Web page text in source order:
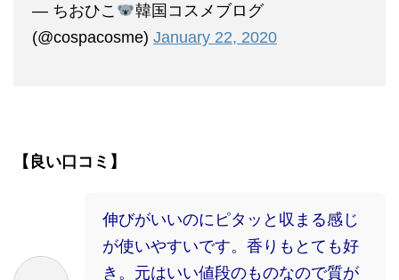
— ちおひこ
韓国コスメブログ
(@cospacosme) January 22, 2020
【良い口コミ】
伸びがいいのにピタッと収まる感じ
が使いやすいです。香りもとても好
き。元はいい値段のものなので質が